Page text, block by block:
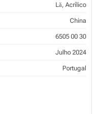
Lă, Acrílico
China
6505 00 30
Julho 2024
Portugal